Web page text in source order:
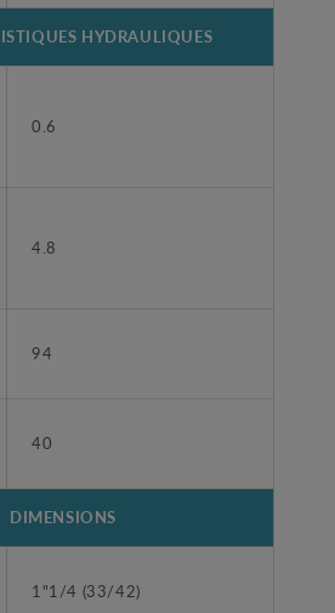
HYDRAULIQUES
0.6
4.8
94
40
DIMENSIONS
1"1/4 (33/42)